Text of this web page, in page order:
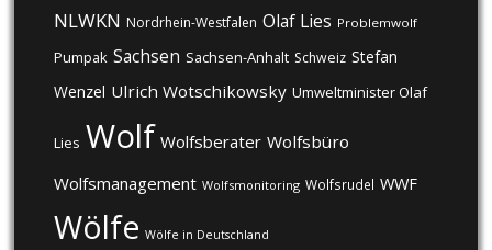
NLWKN Nordrhein-Westfalen Olaf Lies Problemwolf
Pumpak Sachsen Sachsen-Anhalt Schweiz Stefan
Wenzel Ulrich Wotschikowsky Umweltminister Olaf
Lies Wolf Wolfsberater Wolfsbüro
Wolfsmanagement Wolfsmonitoring Wolfsrudel WWF
Wölfe Wölfe in Deutschland